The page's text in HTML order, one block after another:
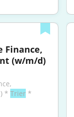
Finance,
(w/m/d)
* Trier *